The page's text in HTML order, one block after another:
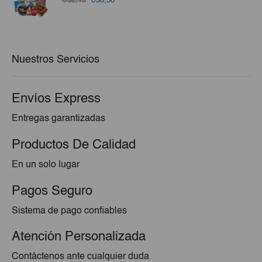
Nuestros Servicios
Envíos Express
Entregas garantizadas
Productos De Calidad
En un solo lugar
Pagos Seguro
Sistema de pago confiables
Atención Personalizada
Contáctenos ante cualquier duda